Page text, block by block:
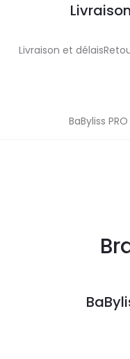
Livraison et
BaByliss PRO